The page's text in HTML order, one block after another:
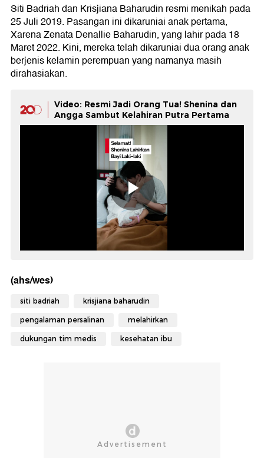
Siti Badriah dan Krisjiana Baharudin resmi menikah pada
25 Juli 2019. Pasangan ini dikaruniai anak pertama,
Xarena Zenata Denallie Baharudin, yang lahir pada 18
Maret 2022. Kini, mereka telah dikaruniai dua orang anak
berjenis kelamin perempuan yang namanya masih
dirahasiakan.
Video: Resmi Jadi Orang Tua! Shenina dan
Angga Sambut Kelahiran Putra Pertama
(ahs/wes)
siti badriah krisjiana baharudin
pengalaman persalinan melahirkan
dukungan tim medis kesehatan ibu